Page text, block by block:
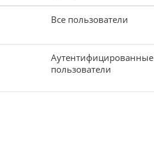
Все пользователи
Аутентифицированные
пользователи